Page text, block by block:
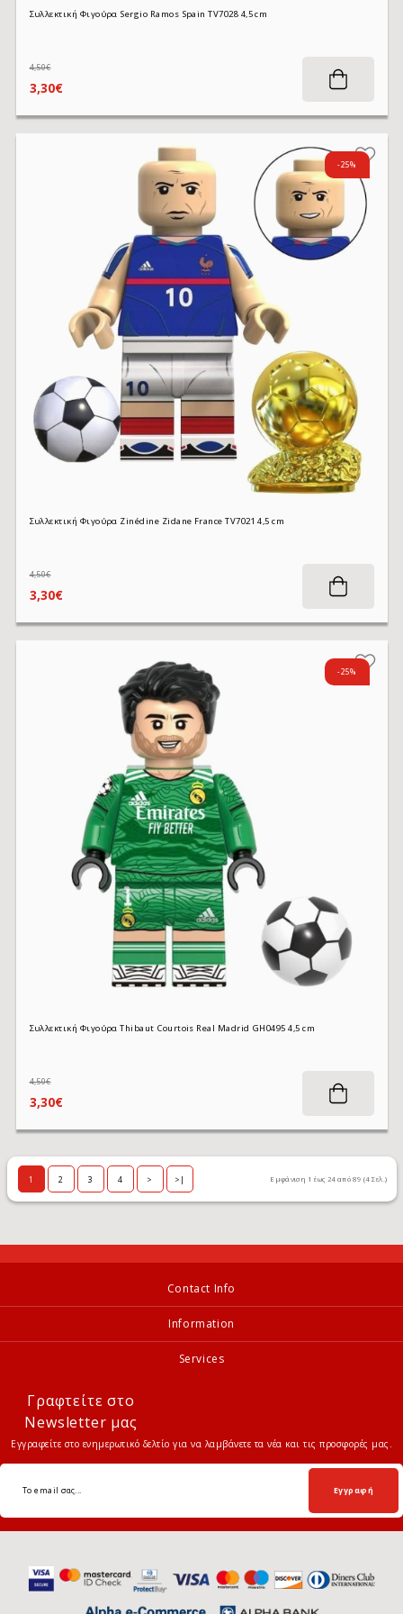
Συλλεκτική Φιγούρα Sergio Ramos Spain TV7028 4,5 cm
3,30€
4,50€
-25%
Συλλεκτική Φιγούρα Zinédine Zidane France TV7021 4,5 cm
3,30€
4,50€
-25%
Συλλεκτική Φιγούρα Thibaut Courtois Real Madrid GH0495 4,5 cm
3,30€
4,50€
1 2 3 4 > >| Εμφάνιση 1 έως 24 από 89 (4 Σελ.)
Contact Info
Information
Services
Γραφτείτε στο
Newsletter μας
Εγγραφείτε στο ενημερωτικό δελτίο για να λαμβάνετε τα νέα και τις προσφορές μας.
Εγγραφή